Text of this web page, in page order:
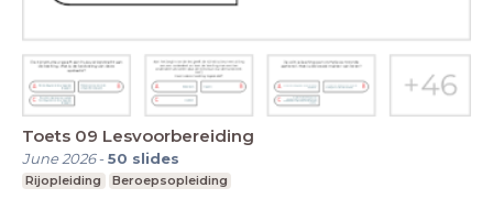
Toets 09 Lesvoorbereiding
June 2026-50 slides
Rijopleiding Beroepsopleiding